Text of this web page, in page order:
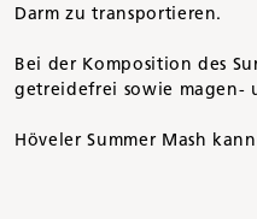
Darm zu transportieren.
Bei der Komposition des
getreidefrei sowie magen-
Höveler Summer Mash